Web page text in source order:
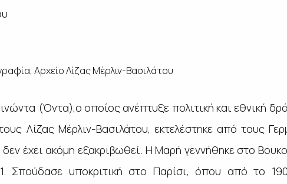
Αρχείο Λίζας Μέρλιν-Βασιλάτου
(Όντα),ο οποίος ανέπτυξε πολιτική και εθνική
Λίζας Μέρλιν-Βασιλάτου, εκτελέστηκε από τους
έχει ακόμη εξακριβωθεί. Η Μαρή γεννήθηκε στο
Σπούδασε υποκριτική στο Παρίσι, όπου από το